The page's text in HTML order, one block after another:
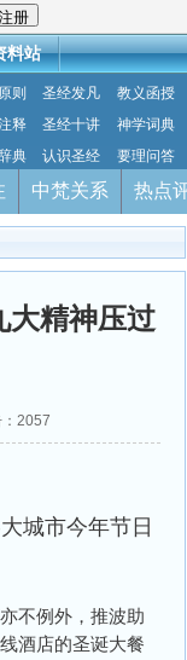
料站
则 圣经发凡 教义函授
释 圣经十讲 神学词典
典 认识圣经 要理问答
中梵关系 热点
大精神压过
2057
城市今年节日
不例外，推波助
酒店的圣诞大餐